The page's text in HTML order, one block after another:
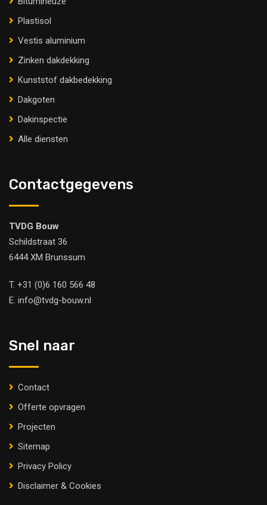
Plastisol
Vestis aluminium
Zinken dakdekking
Kunststof dakbedekking
Dakgoten
Dakinspectie
Alle diensten
Contactgegevens
TVDG Bouw
Schildstraat 36
6444 XM Brunssum
T. +31 (0)6 160 566 48
E. info@tvdg-bouw.nl
Snel naar
Contact
Offerte opvragen
Projecten
Sitemap
Privacy Policy
Disclaimer & Cookies